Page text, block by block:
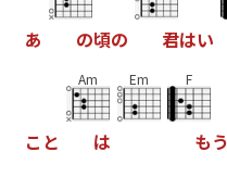
あ の頃の 君はい
こ と
Am
は
Em F
もう